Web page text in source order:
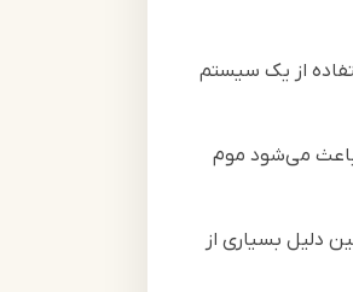
از یک سیستم
می‌شود موم
دلیل بسیاری از